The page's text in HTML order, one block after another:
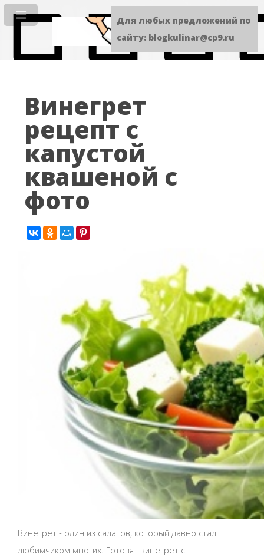
Винегрет
рецепт с
капустой
квашеной с
фото
Винегрет - один из салатов, который давно стал
любимчиком многих. Готовят винегрет с
Для любых предложений по
сайту: blogkulinar@cp9.ru